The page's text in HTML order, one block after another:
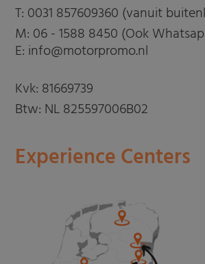
T: 0031 857609360 (vanuit
M: 06 - 1588 8450 (Ook
E: info@motorpromo.nl
Kvk: 81669739
Btw: NL 825597006B02
Experience Centers